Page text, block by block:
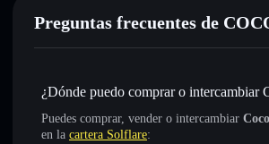
Preguntas frecuentes de
¿Dónde puedo comprar o intercambiar
Puedes comprar, vender o intercambiar
en la cartera Solflare: